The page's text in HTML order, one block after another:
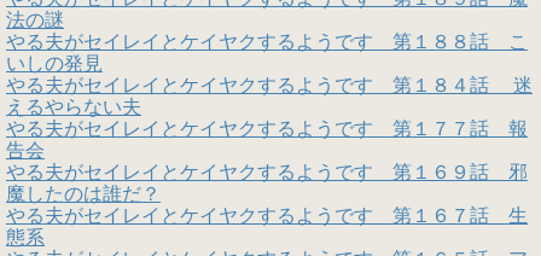
法の謎
やる夫がセイレイとケイヤクするようです 第１８８話 こ
いしの発見
やる夫がセイレイとケイヤクするようです 第１８４話 迷
えるやらない夫
やる夫がセイレイとケイヤクするようです 第１７７話 報
告会
やる夫がセイレイとケイヤクするようです 第１６９話 邪
魔したのは誰だ？
やる夫がセイレイとケイヤクするようです 第１６７話 生
態系